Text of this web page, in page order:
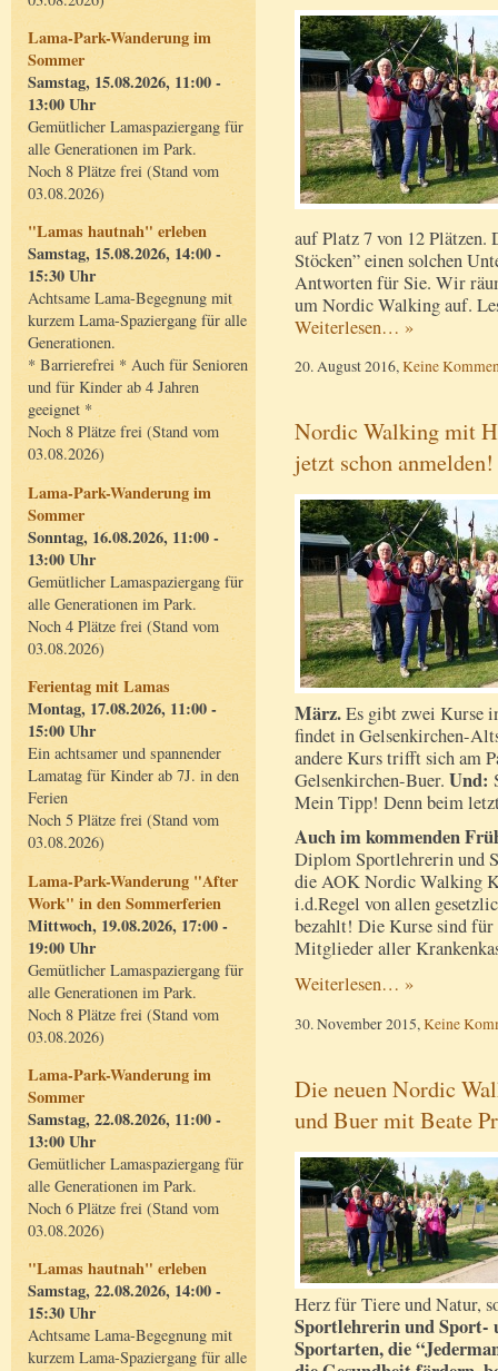
Lama-Park-Wanderung im
Sommer
Samstag, 15.08.2026, 11:00 -
13:00 Uhr
Gemütlicher Lamaspaziergang für
alle Generationen im Park.
Noch 8 Plätze frei (Stand vom
03.08.2026)
"Lamas hautnah" erleben
Samstag, 15.08.2026, 14:00 -
15:30 Uhr
Achtsame Lama-Begegnung mit
kurzem Lama-Spaziergang für alle
Generationen.
* Barrierefrei * Auch für Senioren
und für Kinder ab 4 Jahren
geeignet *
Noch 8 Plätze frei (Stand vom
03.08.2026)
Lama-Park-Wanderung im
Sommer
Sonntag, 16.08.2026, 11:00 -
13:00 Uhr
Gemütlicher Lamaspaziergang für
alle Generationen im Park.
Noch 4 Plätze frei (Stand vom
03.08.2026)
Ferientag mit Lamas
Montag, 17.08.2026, 11:00 -
15:00 Uhr
Ein achtsamer und spannender
Lamatag für Kinder ab 7J. in den
Ferien
Noch 5 Plätze frei (Stand vom
03.08.2026)
Lama-Park-Wanderung "After
Work" in den Sommerferien
Mittwoch, 19.08.2026, 17:00 -
19:00 Uhr
Gemütlicher Lamaspaziergang für
alle Generationen im Park.
Noch 8 Plätze frei (Stand vom
03.08.2026)
Lama-Park-Wanderung im
Sommer
Samstag, 22.08.2026, 11:00 -
13:00 Uhr
Gemütlicher Lamaspaziergang für
alle Generationen im Park.
Noch 6 Plätze frei (Stand vom
03.08.2026)
"Lamas hautnah" erleben
Samstag, 22.08.2026, 14:00 -
15:30 Uhr
Achtsame Lama-Begegnung mit
kurzem Lama-Spaziergang für alle
auf Platz 7 von 12 Plätzen.
Stöcken” einen solchen
Antworten für Sie. Wir
um Nordic Walking auf.
Weiterlesen… »
20. August 2016,Keine
Nordic Walking mit
jetzt schon anmelden!
März.Es gibt zwei Kurse
findet in Gelsenkirchen-
andere Kurs trifft sich am
Gelsenkirchen-Buer. Und:
Mein Tipp! Denn beim
Auch im kommenden
Diplom Sportlehrerin und
die AOK Nordic Walking
i.d.Regel von allen
bezahlt! Die Kurse sind
Mitglieder aller
Weiterlesen… »
30. November 2015,Keine
Die neuen Nordic
und Buer mit Beate
Herz für Tiere und Natur,
Sportlehrerin und Sport-
Sportarten, die